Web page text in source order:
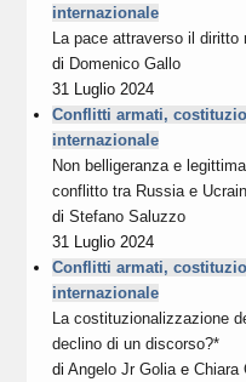
internazionale
La pace attraverso il
di Domenico Gallo
31 Luglio 2024
Conflitti armati,
internazionale
Non belligeranza e
conflitto tra Russia e
diStefano Saluzzo
31 Luglio 2024
Conflitti armati,
internazionale
La costituzionalizzazione
declino di un discorso?*
diAngelo Jr GoliaeChiara